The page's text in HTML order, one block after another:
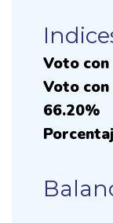
Voto con
Voto
66.20%